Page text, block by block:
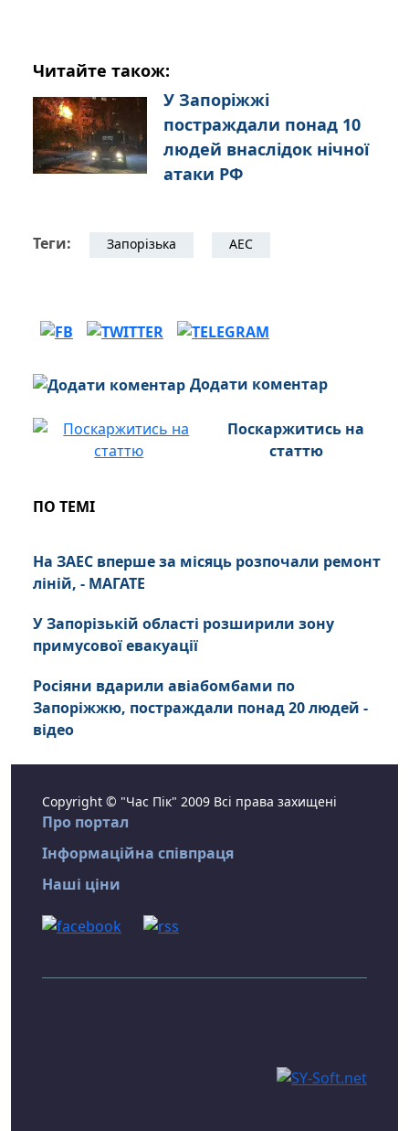
Читайте також:
У Запоріжжі
постраждали понад 10
людей внаслідок нічної
атаки РФ
Теги: Запорізька АЕС
Додати коментар
Поскаржитись на
статтю
ПО ТЕМІ
На ЗАЕС вперше за місяць розпочали ремонт
ліній, - МАГАТЕ
У Запорізькій області розширили зону
примусової евакуації
Росіяни вдарили авіабомбами по
Запоріжжю, постраждали понад 20 людей -
відео
Copyright © "Час Пік" 2009 Всі права захищені
Про портал
Інформаційна співпраця
Наші ціни